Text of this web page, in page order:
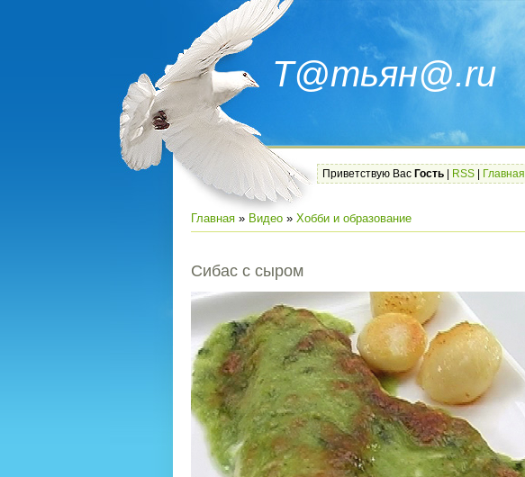
Т@тьян@.ru
Приветствую Вас Гость RSS Главная
Главная » Видео » Хобби и образование
Сибас с сыром